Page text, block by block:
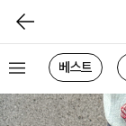
베스트